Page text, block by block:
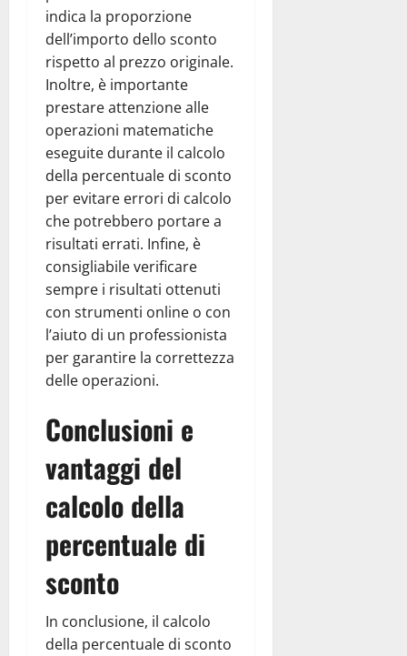
indica la proporzione
dell’importo dello sconto
rispetto al prezzo originale.
Inoltre, è importante
prestare attenzione alle
operazioni matematiche
eseguite durante il calcolo
della percentuale di sconto
per evitare errori di calcolo
che potrebbero portare a
risultati errati. Infine, è
consigliabile verificare
sempre i risultati ottenuti
con strumenti online o con
l’aiuto di un professionista
per garantire la correttezza
delle operazioni.
Conclusioni e
vantaggi del
calcolo della
percentuale di
sconto
In conclusione, il calcolo
della percentuale di sconto